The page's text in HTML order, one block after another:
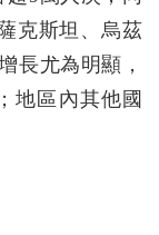
克斯坦、烏茲
長尤為明顯，
地區內其他國